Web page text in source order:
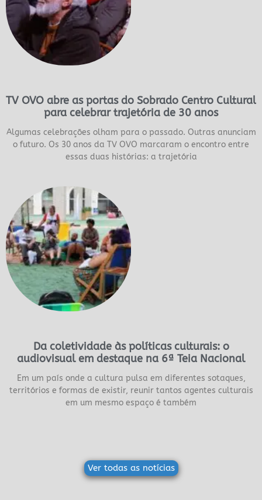
TV OVO abre as portas do Sobrado Centro Cultural
para celebrar trajetória de 30 anos
Algumas celebrações olham para o passado. Outras anunciam
o futuro. Os 30 anos da TV OVO marcaram o encontro entre
essas duas histórias: a trajetória
Da coletividade às políticas culturais: o
audiovisual em destaque na 6ª Teia Nacional
Em um país onde a cultura pulsa em diferentes sotaques,
territórios e formas de existir, reunir tantos agentes culturais
em um mesmo espaço é também
Ver todas as notícias